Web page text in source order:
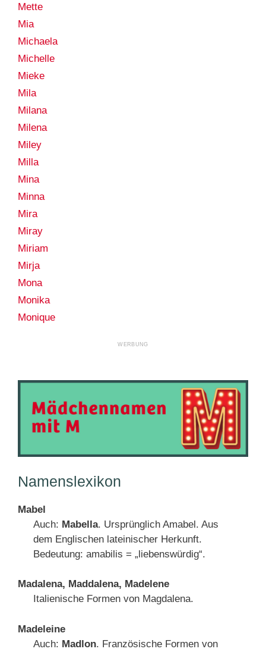
Mette
Mia
Michaela
Michelle
Mieke
Mila
Milana
Milena
Miley
Milla
Mina
Minna
Mira
Miray
Miriam
Mirja
Mona
Monika
Monique
Namenslexikon
Mabel
Auch: Mabella. Ursprünglich Amabel. Aus
dem Englischen lateinischer Herkunft.
Bedeutung: amabilis = „liebenswürdig“.
Madalena, Maddalena, Madelene
Italienische Formen von Magdalena.
Madeleine
Auch: Madlon. Französische Formen von